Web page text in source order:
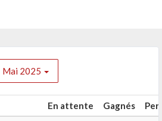
Mai 2025
En attente Gagnés